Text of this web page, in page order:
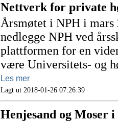
Nettverk for private
Årsmøtet i NPH i
nedlegge NPH ved
plattformen for en
være Universitets- og
Les mer
Lagt ut 2018-01-26 07:26:39
Henjesand og Moser